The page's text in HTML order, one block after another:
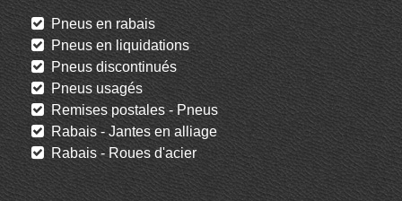
Pneus en rabais
Pneus en liquidations
Pneus discontinués
Pneus usagés
Remises postales - Pneus
Rabais - Jantes en alliage
Rabais - Roues d'acier